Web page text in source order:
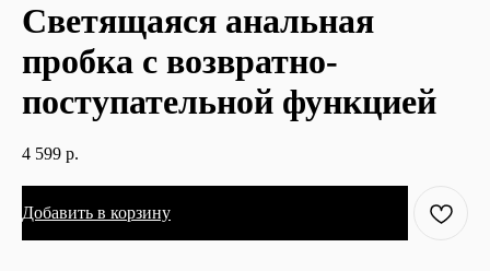
Светящаяся анальная
пробка с возвратно-
поступательной функцией
4 599 р.
Добавить в корзину